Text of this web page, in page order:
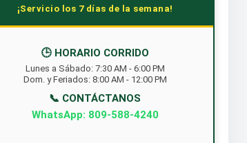
¡Servicio los 7 días de la semana!
Lunes a Sábado: 7:30 AM - 6:00 PM
Dom. y Feriados: 8:00 AM - 12:00 PM
📞 CONTÁCTANOS
WhatsApp: 809-588-4240